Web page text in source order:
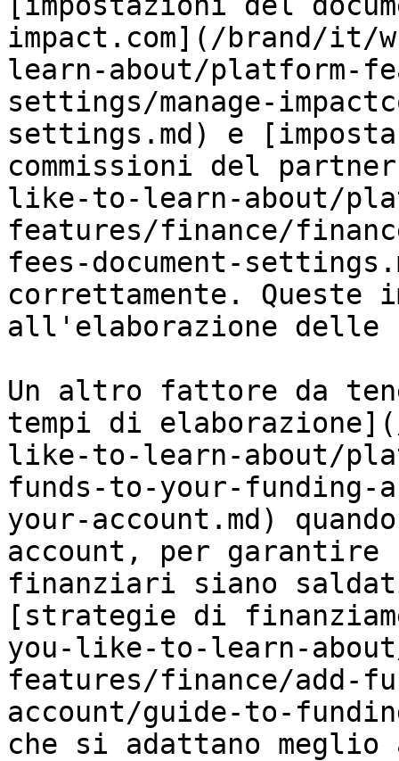
impact.com](/brand/it/
learn-about/platform-
settings/manage-
settings.md) e
commissioni del
like-to-learn-about/
features/finance/
fees-document-
correttamente. Queste
all'elaborazione
Un altro fattore da
tempi di
like-to-learn-about/
funds-to-your-funding-
your-account.md)
account, per
finanziari siano
[strategie di
you-like-to-learn-
features/finance/add-
account/guide-to-
che si adattano